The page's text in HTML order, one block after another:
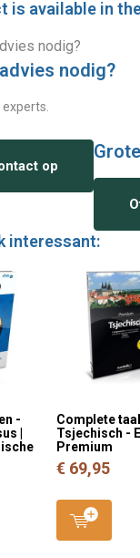
is available in
nodig?
op
interessant:
-
|
Complete
Tsjechisch -
Premium
€ 69,95